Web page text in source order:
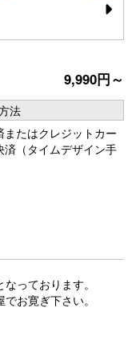
xt
9,990円～
法
またはクレジットカー
済（タイムデザイン手
っております。
お寛ぎ下さい。